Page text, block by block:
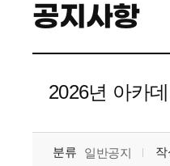
공지사항
2026년 아카
분류 일반공지